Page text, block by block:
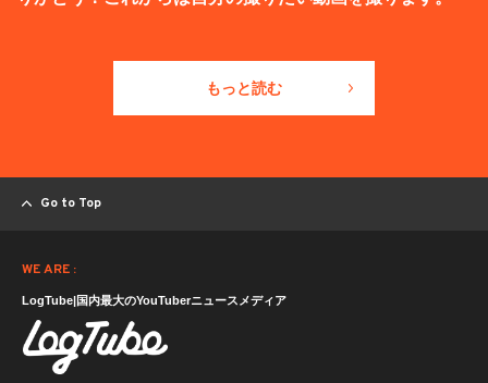
もっと読む
Go to Top
WE ARE :
LogTube|国内最大のYouTuberニュースメディア